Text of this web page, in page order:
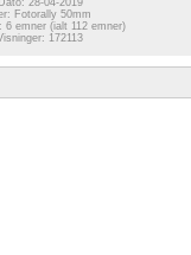
Dato: 28-04-2019
Fotorally 50mm
6 emner (ialt 112 emner)
172113